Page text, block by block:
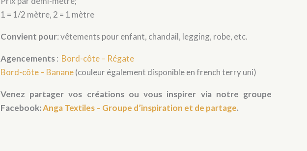
1 = 1/2 mètre, 2 = 1 mètre
Convient pour: vêtements pour enfant, chandail, legging, robe, etc.
Agencements: Bord-côte – Régate
Bord-côte – Banane(couleur également disponible en french terry uni)
Venez partager vos créations ou vous inspirer via notre groupe
Facebook:Anga Textiles – Groupe d’inspiration et de partage.